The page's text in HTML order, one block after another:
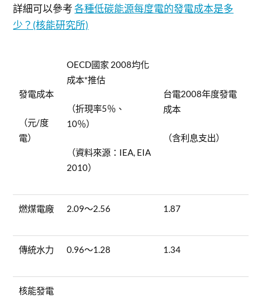
詳細可以參考各種低碳能源每度電的發電成本是多
少？(核能研究所)
發電成本
（元/度
電）
OECD國家 2008均化
成本*推估
（折現率5％、
10％）
（資料來源：IEA, EIA
2010）
台電2008年度發電
成本
（含利息支出）
燃煤電廠 2.09～2.56 1.87
傳統水力 0.96～1.28 1.34
核能發電